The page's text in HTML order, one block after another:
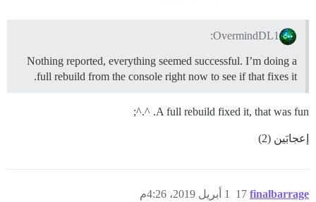
OvermindDL1:
Nothing reported, everything seemed successful. I’m doing a
full rebuild from the console right now to see if that fixes it.
A full rebuild fixed it, that was fun. ^.^;
إعجابَين (2)
finalbarrage 1 أبريل 2019، 4:26م 17